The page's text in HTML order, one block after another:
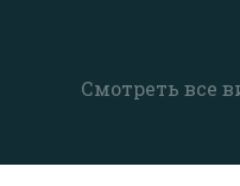
Смотреть все